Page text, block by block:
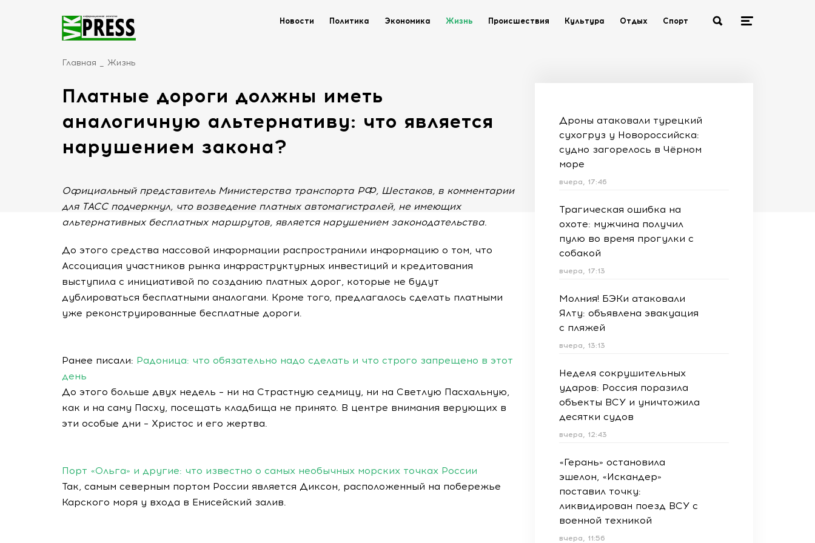
Новости Политика Экономика Жизнь Происшествия Культура Отдых Спорт
Главная Жизнь
Платные дороги должны иметь
аналогичную альтернативу: что является
нарушением закона?
Официальный представитель Министерства транспорта РФ, Шестаков, в комментарии
для ТАСС подчеркнул, что возведение платных автомагистралей, не имеющих
альтернативных бесплатных маршрутов, является нарушением законодательства.
До этого средства массовой информации распространили информацию о том, что
Ассоциация участников рынка инфраструктурных инвестиций и кредитования
выступила с инициативой по созданию платных дорог, которые не будут
дублироваться бесплатными аналогами. Кроме того, предлагалось сделать платными
уже реконструированные бесплатные дороги.
Ранее писали: Радоница: что обязательно надо сделать и что строго запрещено в этот
день
До этого больше двух недель – ни на Страстную седмицу, ни на Светлую Пасхальную,
как и на саму Пасху, посещать кладбища не принято. В центре внимания верующих в
эти особые дни – Христос и его жертва.
Порт «Ольга» и другие: что известно о самых необычных морских точках России
Так, самым северным портом России является Диксон, расположенный на побережье
Карского моря у входа в Енисейский залив.
Дроны атаковали турецкий
сухогруз у Новороссийска:
судно загорелось в Чёрном
море
вчера, 17:46
Трагическая ошибка на
охоте: мужчина получил
пулю во время прогулки с
собакой
вчера, 17:13
Молния! БЭКи атаковали
Ялту: объявлена эвакуация
с пляжей
вчера, 13:13
Неделя сокрушительных
ударов: Россия поразила
объекты ВСУ и уничтожила
десятки судов
вчера, 12:43
«Герань» остановила
эшелон, «Искандер»
поставил точку:
ликвидирован поезд ВСУ с
военной техникой
вчера, 11:56